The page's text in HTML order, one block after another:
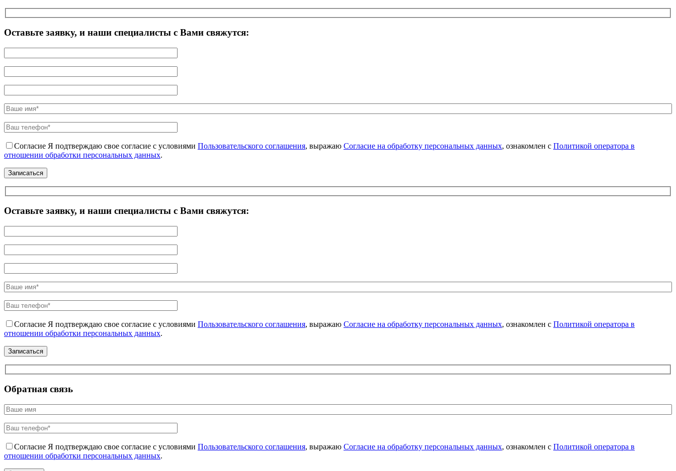
Оставьте заявку, и наши специалисты с Вами свяжутся:
Согласие Я подтверждаю свое согласие с условиями Пользовательского соглашения, выражаю Согласие на обработку персональных данных, ознакомлен с Политикой оператора в
отношении обработки персональных данных.
Оставьте заявку, и наши специалисты с Вами свяжутся:
Согласие Я подтверждаю свое согласие с условиями Пользовательского соглашения, выражаю Согласие на обработку персональных данных, ознакомлен с Политикой оператора в
отношении обработки персональных данных.
Обратная связь
Согласие Я подтверждаю свое согласие с условиями Пользовательского соглашения, выражаю Согласие на обработку персональных данных, ознакомлен с Политикой оператора в
отношении обработки персональных данных.